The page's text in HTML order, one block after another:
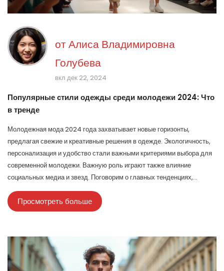
отАлиса Владимировна
Голубева
вкл дек 22, 2024
Популярные стили одежды среди молодежи 2024: Что
в тренде
Молодежная мода 2024 года захватывает новые горизонты,
предлагая свежие и креативные решения в одежде. Экологичность,
персонализация и удобство стали важными критериями выбора для
современной молодежи. Важную роль играют также влияние
социальных медиа и звезд. Поговорим о главных тенденциях,
которые определяют стиль нынешнего поколения.
Просмотреть больше